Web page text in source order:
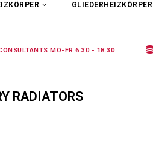
GLIEDERHEIZKÖRPER
MO-FR 6.30 - 18.30
RADIATORS